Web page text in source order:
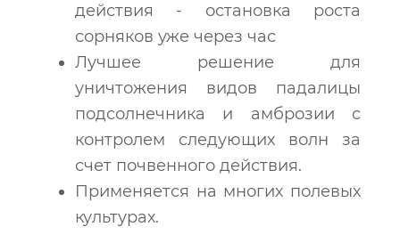
действия - остановка роста
сорняков уже через час
Лучшее решение для
уничтожения видов падалицы
подсолнечника и амброзии с
контролем следующих волн за
счет почвенного действия.
Применяется на многих полевых
культурах.